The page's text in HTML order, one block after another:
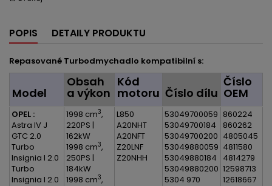
POPIS DETAILY PRODUKTU
Repasované Turbodmychadlo kompatibilní s:
Model
Obsah
a výkon
Kód
motoru Číslo dílu
Číslo
OEM
OPEL :
Astra IV J
GTC 2.0
Turbo
Insignia I 2.0
Turbo
Insignia I 2.0
1998 cm3,
220PS |
162kW
1998 cm3,
250PS |
184kW
1998 cm3,
L850
A20NHT
A20NFT
Z20LNF
Z20NHH
53049700059
53049700184
53049700200
53049880059
53049880184
53049880200
5304 970
860224
860262
4805045
4811580
4814279
12598713
12618667